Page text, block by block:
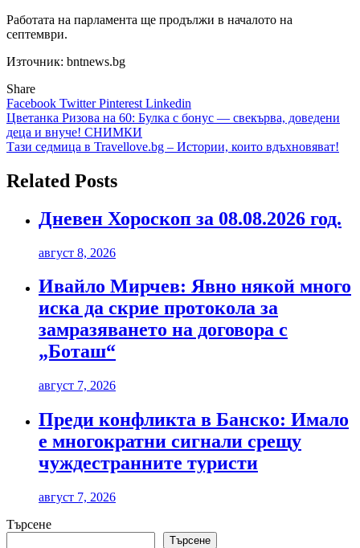
Работата на парламента ще продължи в началото на
септември.
Източник: bntnews.bg
Share
Facebook TwitterPinterest Linkedin
Навигация
Цветанка Ризова на 60: Булка с бонус — свекърва, доведени
деца и внуче! СНИМКИ
Тази седмица в Travellove.bg – Истории, които вдъхновяват!
Related Posts
Дневен Хороскоп за 08.08.2026 год.
август 8, 2026
Ивайло Мирчев: Явно някой много
иска да скрие протокола за
замразяването на договора с
„Боташ“
август 7, 2026
Преди конфликта в Банско: Имало
е многократни сигнали срещу
чуждестранните туристи
август 7, 2026
Търсене
Търсене